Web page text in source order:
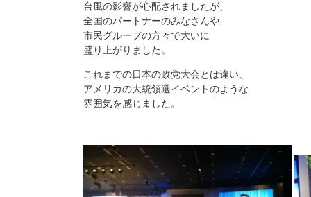
台風の影響が心配されましたが、
全国のパートナーのみなさんや
市民グループの方々で大いに
盛り上がりました。
これまでの日本の政党大会とは違い、
アメリカの大統領選イベントのような
雰囲気を感じました。